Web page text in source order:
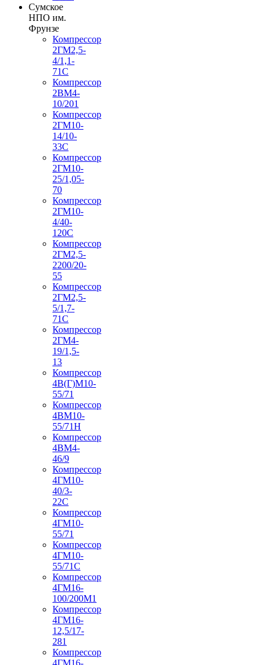
Сумское
НПО им.
Фрунзе
Компрессор
2ГМ2,5-
4/1,1-
71С
Компрессор
2ВМ4-
10/201
Компрессор
2ГМ10-
14/10-
33С
Компрессор
2ГМ10-
25/1,05-
70
Компрессор
2ГМ10-
4/40-
120С
Компрессор
2ГМ2,5-
2200/20-
55
Компрессор
2ГМ2,5-
5/1,7-
71С
Компрессор
2ГМ4-
19/1,5-
13
Компрессор
4В(Г)М10-
55/71
Компрессор
4ВМ10-
55/71Н
Компрессор
4ВМ4-
46/9
Компрессор
4ГМ10-
40/3-
22С
Компрессор
4ГМ10-
55/71
Компрессор
4ГМ10-
55/71С
Компрессор
4ГМ16-
100/200М1
Компрессор
4ГМ16-
12,5/17-
281
Компрессор
4ГМ16-